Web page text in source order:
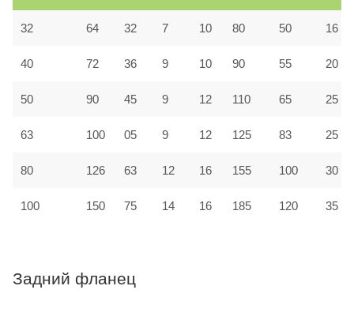
32 64 32 7 10 80 50 16
40 72 36 9 10 90 55 20
50 90 45 9 12 110 65 25
63 100 05 9 12 125 83 25
80 126 63 12 16 155 100 30
100 150 75 14 16 185 120 35
Задний фланец